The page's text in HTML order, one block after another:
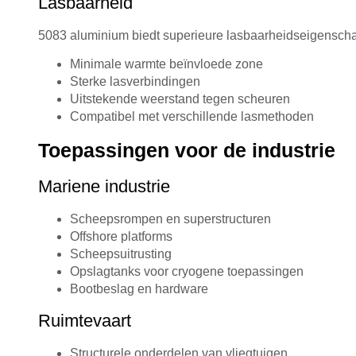
5083 aluminium biedt superieure
Minimale warmte beïnvloede zone
Sterke lasverbindingen
Uitstekende weerstand tegen scheuren
Compatibel met verschillende lasmethoden
Toepassingen voor de industrie
Mariene industrie
Scheepsrompen en superstructuren
Offshore platforms
Scheepsuitrusting
Opslagtanks voor cryogene toepassingen
Bootbeslag en hardware
Ruimtevaart